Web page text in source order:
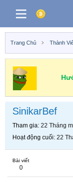
Trang Chủ Thành
SinikarBef
Tham gia 22 Tháng
Hoạt động cuối 22
Bài viết
0